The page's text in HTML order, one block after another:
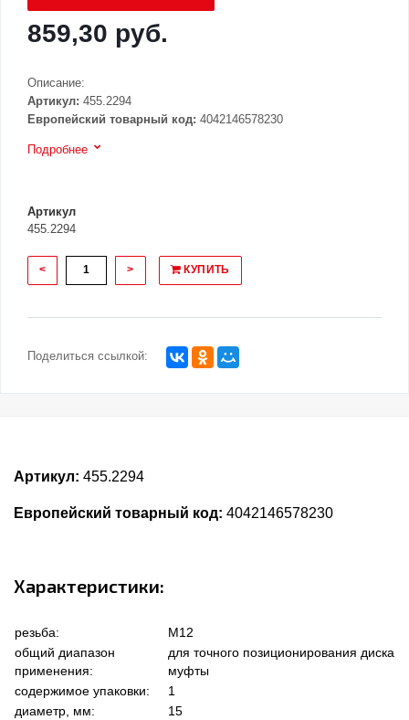
859,30 руб.
Описание:
Артикул: 455.2294
Европейский товарный код: 4042146578230
Подробнее
Артикул
455.2294
< > КУПИТЬ
Поделиться ссылкой:
Артикул: 455.2294
Европейский товарный код: 4042146578230
Характеристики:
резьба:
M12
общий диапазон
применения:
для точного позиционирования диска
муфты
содержимое упаковки:
1
диаметр, мм:
15